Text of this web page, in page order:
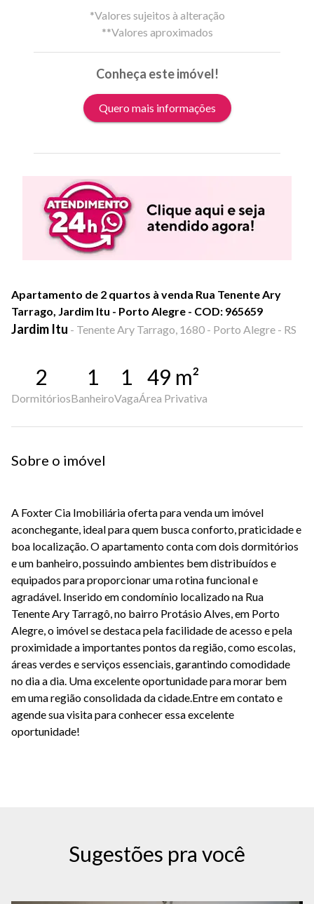
*Valores sujeitos à alteração
**Valores aproximados
Conheça este imóvel!
Quero mais informações
Apartamento de 2 quartos à venda Rua Tenente Ary
Tarrago, Jardim Itu - Porto Alegre - COD: 965659
Jardim Itu - Tenente Ary Tarrago, 1680 - Porto Alegre - RS
2
Dormitórios
1
Banheiro
1
Vaga
49 m²
Área Privativa
Sobre o imóvel
A Foxter Cia Imobiliária oferta para venda um imóvel
aconchegante, ideal para quem busca conforto, praticidade e
boa localização. O apartamento conta com dois dormitórios
e um banheiro, possuindo ambientes bem distribuídos e
equipados para proporcionar uma rotina funcional e
agradável. Inserido em condomínio localizado na Rua
Tenente Ary Tarragô, no bairro Protásio Alves, em Porto
Alegre, o imóvel se destaca pela facilidade de acesso e pela
proximidade a importantes pontos da região, como escolas,
áreas verdes e serviços essenciais, garantindo comodidade
no dia a dia. Uma excelente oportunidade para morar bem
em uma região consolidada da cidade.Entre em contato e
agende sua visita para conhecer essa excelente
oportunidade!
Sugestões pra você